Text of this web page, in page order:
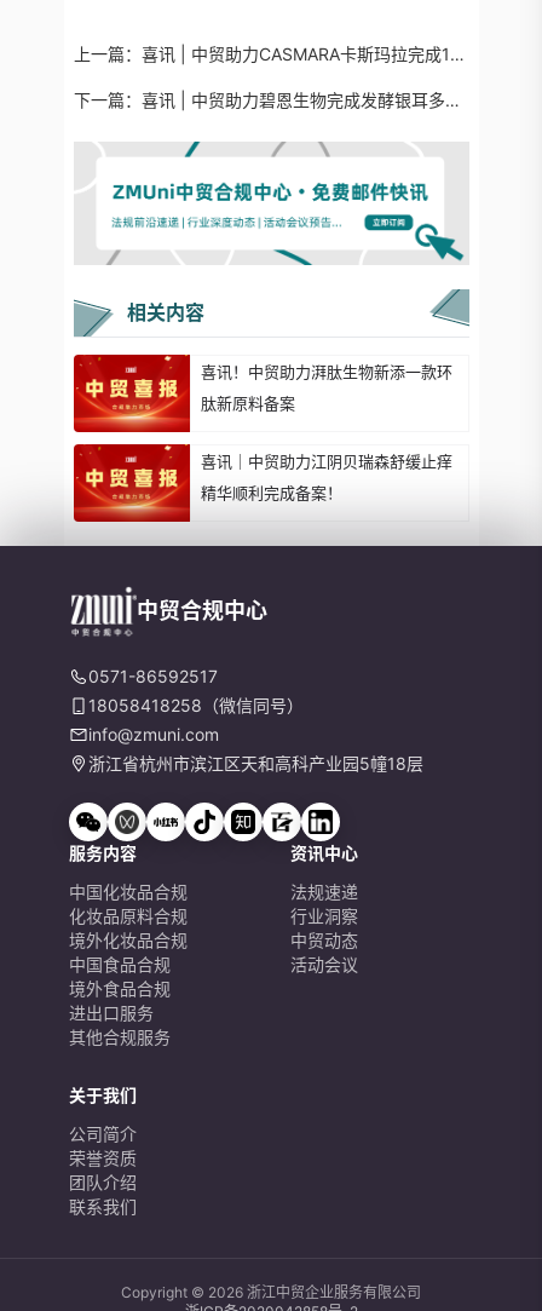
上一篇： 喜讯 | 中贸助力CASMARA卡斯玛拉完成11款进口化妆品备案！
下一篇： 喜讯 | 中贸助力碧恩生物完成发酵银耳多糖原料完整版安全评估
相关内容
喜讯！中贸助力湃肽生物新添一款环
肽新原料备案
喜讯｜中贸助力江阴贝瑞森舒缓止痒
精华顺利完成备案！
中贸合规中心
0571-86592517
18058418258（微信同号）
info@zmuni.com
浙江省杭州市滨江区天和高科产业园5幢18层
服务内容
中国化妆品合规
化妆品原料合规
境外化妆品合规
中国食品合规
境外食品合规
进出口服务
其他合规服务
资讯中心
法规速递
行业洞察
中贸动态
活动会议
关于我们
公司简介
荣誉资质
团队介绍
联系我们
Copyright © 2026 浙江中贸企业服务有限公司